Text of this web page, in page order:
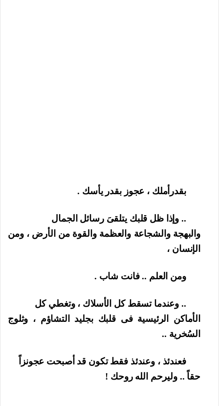
بقدرأملك ، عجوز بقدر يأسك .
.. وإذا ظل قلبك يتلقىَ رسائل الجمال
والبهجة والشجاعة والعظمة والقوة من الأرض ، ومن
الإنسان ،
ومن العلم .. فانت شاب .
.. وعندما تسقط كل الأسلاك ، وتغطي كل
الأماكن الرئيسية فى قلبك بجليد التشاؤم ، وثلوج
السُخرية ..
فعندئذ ، وعندئذ فقط تكون قد أصبحت عجونزاً
حقاً .. وليرحم الله روحك !